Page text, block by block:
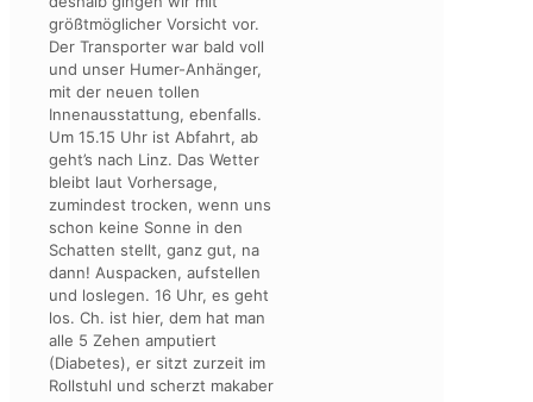
größtmöglicher Vorsicht vor.
Der Transporter war bald voll
und unser Humer-Anhänger,
mit der neuen tollen
Innenausstattung, ebenfalls.
Um 15.15 Uhr ist Abfahrt, ab
geht’s nach Linz. Das Wetter
bleibt laut Vorhersage,
zumindest trocken, wenn uns
schon keine Sonne in den
Schatten stellt, ganz gut, na
dann! Auspacken, aufstellen
und loslegen. 16 Uhr, es geht
los. Ch. ist hier, dem hat man
alle 5 Zehen amputiert
(Diabetes), er sitzt zurzeit im
Rollstuhl und scherzt makaber